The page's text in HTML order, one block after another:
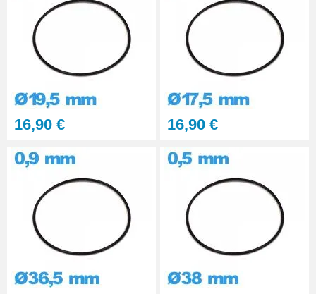
16,90 € 16,90 €